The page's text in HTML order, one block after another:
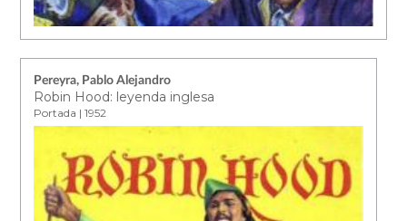
Pereyra, Pablo Alejandro
Robin Hood: leyenda inglesa
Portada | 1952